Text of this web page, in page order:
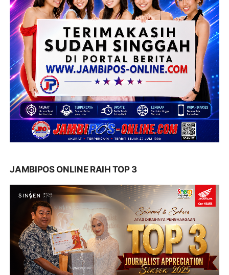
JAMBIPOS ONLINE RAIH TOP 3